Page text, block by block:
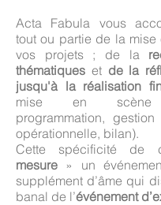
Acta Fabula vous
tout ou partie de la mise
vos projets ; de la
thématiques et de la
jusqu'à laréalisation
mise en scène
programmation,
opérationnelle, bilan).
Cette spécificité de
mesure » un
supplément d’âme qui
banal de l’événement